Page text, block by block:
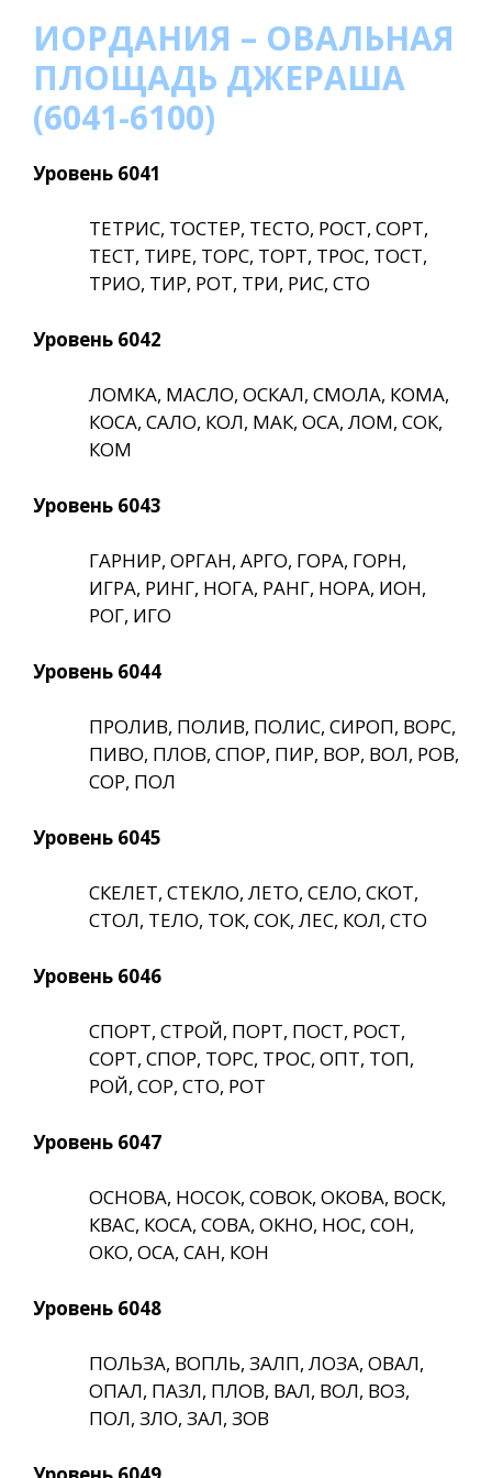
ИОРДАНИЯ – ОВАЛЬНАЯ
ПЛОЩАДЬ ДЖЕРАША
(6041-6100)
Уровень 6041
ТЕТРИС, ТОСТЕР, ТЕСТО, РОСТ, СОРТ,
ТЕСТ, ТИРЕ, ТОРС, ТОРТ, ТРОС, ТОСТ,
ТРИО, ТИР, РОТ, ТРИ, РИС, СТО
Уровень 6042
ЛОМКА, МАСЛО, ОСКАЛ, СМОЛА, КОМА,
КОСА, САЛО, КОЛ, МАК, ОСА, ЛОМ, СОК,
КОМ
Уровень 6043
ГАРНИР, ОРГАН, АРГО, ГОРА, ГОРН,
ИГРА, РИНГ, НОГА, РАНГ, НОРА, ИОН,
РОГ, ИГО
Уровень 6044
ПРОЛИВ, ПОЛИВ, ПОЛИС, СИРОП, ВОРС,
ПИВО, ПЛОВ, СПОР, ПИР, ВОР, ВОЛ, РОВ,
СОР, ПОЛ
Уровень 6045
СКЕЛЕТ, СТЕКЛО, ЛЕТО, СЕЛО, СКОТ,
СТОЛ, ТЕЛО, ТОК, СОК, ЛЕС, КОЛ, СТО
Уровень 6046
СПОРТ, СТРОЙ, ПОРТ, ПОСТ, РОСТ,
СОРТ, СПОР, ТОРС, ТРОС, ОПТ, ТОП,
РОЙ, СОР, СТО, РОТ
Уровень 6047
ОСНОВА, НОСОК, СОВОК, ОКОВА, ВОСК,
КВАС, КОСА, СОВА, ОКНО, НОС, СОН,
ОКО, ОСА, САН, КОН
Уровень 6048
ПОЛЬЗА, ВОПЛЬ, ЗАЛП, ЛОЗА, ОВАЛ,
ОПАЛ, ПАЗЛ, ПЛОВ, ВАЛ, ВОЛ, ВОЗ,
ПОЛ, ЗЛО, ЗАЛ, ЗОВ